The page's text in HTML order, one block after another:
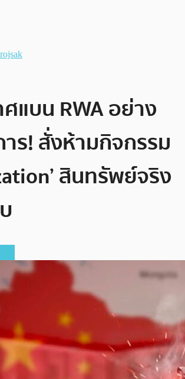
แบน RWA อย่าง
ร! สั่งห้ามกิจกรรม
สินทรัพย์จริง